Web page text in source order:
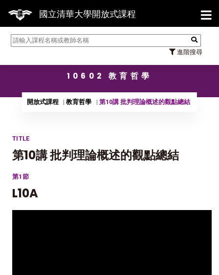
國立清華大學開放式課程
進階搜尋
【7/31】114學年度第2學
10602 教育哲學
開放式課程 教育哲學 第10講 批判理論概述的觀點總結
TITLE
第10講 批判理論概述的觀點總結
第1節
L10A